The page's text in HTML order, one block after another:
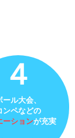
​４
ル大会、
ンペなどの
ーションが充実